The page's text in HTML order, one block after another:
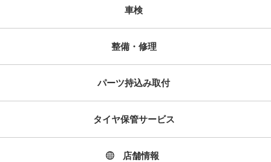
車検
整備・修理
パーツ持込み取付
タイヤ保管サービス
店舗情報